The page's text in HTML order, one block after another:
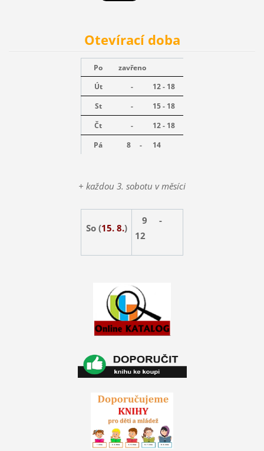
Otevírací doba
Po
zavřeno
Út
-
12 - 18
St
-
15 - 18
Čt
-
12 - 18
Pá
8 - 14
+ každou 3. sobotu v měsíci
So (15. 8.)
9 -
12